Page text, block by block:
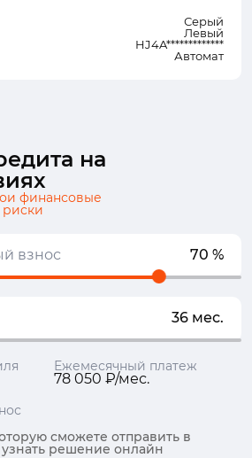
Серый
Левый
HJ4A*************
Автомат
на
финансовые
взнос 70 %
36 мес.
Ежемесячный платеж
78 050 ₽/мес.
сможете отправить в
решение онлайн